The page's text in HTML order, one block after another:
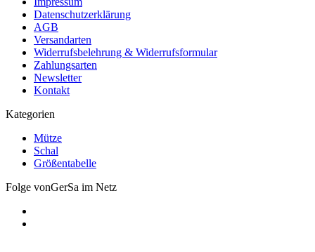
Datenschutzerklärung
AGB
Versandarten
Widerrufsbelehrung & Widerrufsformular
Zahlungsarten
Newsletter
Kontakt
Kategorien
Mütze
Schal
Größentabelle
Folge vonGerSa im Netz